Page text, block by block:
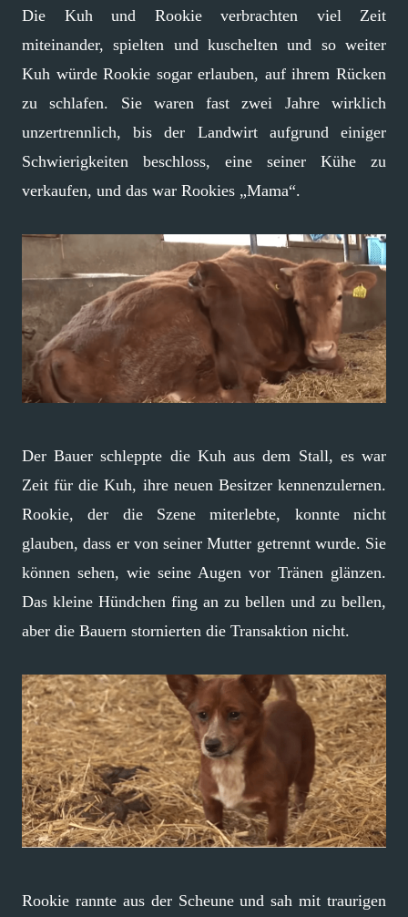
Die Kuh und Rookie verbrachten viel Zeit
miteinander, spielten und kuschelten und so weiter
Kuh würde Rookie sogar erlauben, auf ihrem Rücken
zu schlafen. Sie waren fast zwei Jahre wirklich
unzertrennlich, bis der Landwirt aufgrund einiger
Schwierigkeiten beschloss, eine seiner Kühe zu
verkaufen, und das war Rookies „Mama“.
Der Bauer schleppte die Kuh aus dem Stall, es war
Zeit für die Kuh, ihre neuen Besitzer kennenzulernen.
Rookie, der die Szene miterlebte, konnte nicht
glauben, dass er von seiner Mutter getrennt wurde. Sie
können sehen, wie seine Augen vor Tränen glänzen.
Das kleine Hündchen fing an zu bellen und zu bellen,
aber die Bauern stornierten die Transaktion nicht.
Rookie rannte aus der Scheune und sah mit traurigen